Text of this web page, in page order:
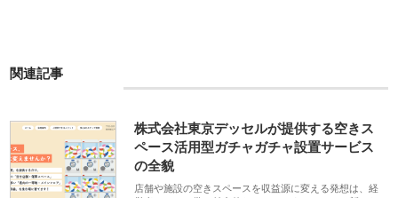
関連記事
株式会社東京デッセルが提供する空きス
ペース活用型ガチャガチャ設置サービス
の全貌
店舗や施設の空きスペースを収益源に変える発想は、経